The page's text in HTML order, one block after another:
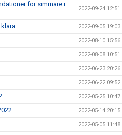
för simmare i
2022-09-24 12:51
klara 2022-09-05 19:03
2022-08-10 15:56
2022-08-08 10:51
2022-06-23 20:26
2022-06-22 09:52
2022-05-25 10:47
2022-05-14 20:15
2022-05-05 11:48